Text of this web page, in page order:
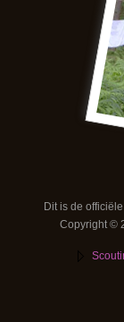
Dit is de
Copyright ©